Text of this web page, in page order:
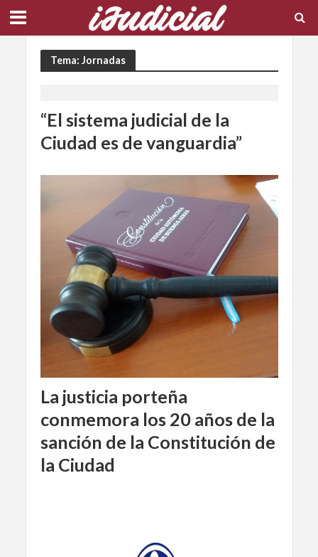
Tema: Jornadas
“El sistema judicial de la
Ciudad es de vanguardia”
La justicia porteña
conmemora los 20 años de la
sanción de la Constitución de
la Ciudad